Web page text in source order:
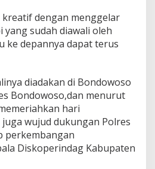
dengan menggelar
yang sudah diawali oleh
ke depannya dapat terus
diadakan di Bondowoso
Bondowoso,dan menurut
hari
wujud dukungan Polres
perkembangan
Diskoperindag Kabupaten